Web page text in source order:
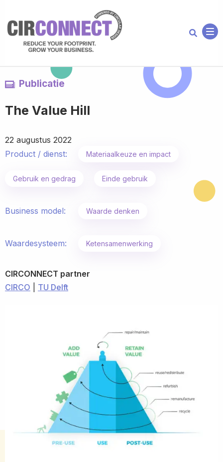
Publicatie
The Value Hill
22 augustus 2022
Product / dienst:
Materiaalkeuze en impact
Gebruik en gedrag Einde gebruik
Business model: Waarde denken
Waardesysteem: Ketensamenwerking
CIRCONNECT partner
CIRCO
TU Delft